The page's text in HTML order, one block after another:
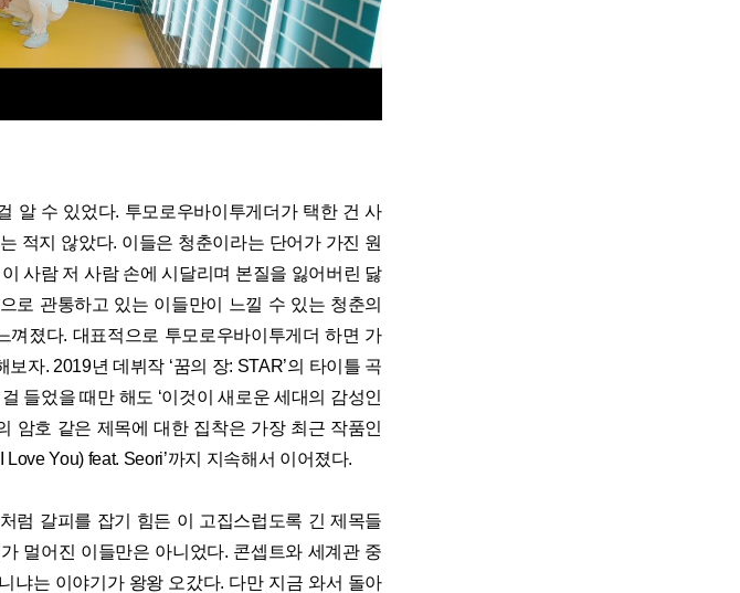
알 수 있었다. 투모로우바이투게더가 택한 건 사
적지 않았다. 이들은 청춘이라는 단어가 가진 원
사람 저 사람 손에 시달리며 본질을 잃어버린 닳
로 관통하고 있는 이들만이 느낄 수 있는 청춘의
졌다. 대표적으로 투모로우바이투게더 하면 가
자. 2019년 데뷔작 ‘꿈의 장: STAR’의 타이틀 곡
들었을 때만 해도 ‘이것이 새로운 세대의 감성인
암호 같은 제목에 대한 집착은 가장 최근 작품인
You) feat. Seori’까지 지속해서 이어졌다.
럼 갈피를 잡기 힘든 이 고집스럽도록 긴 제목들
멀어진 이들만은 아니었다. 콘셉트와 세계관 중
냐는 이야기가 왕왕 오갔다. 다만 지금 와서 돌아